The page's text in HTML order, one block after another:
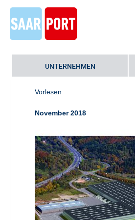
UNTERNEHMEN
Home » gwSaar übergibt große
Vorlesen
November 2018